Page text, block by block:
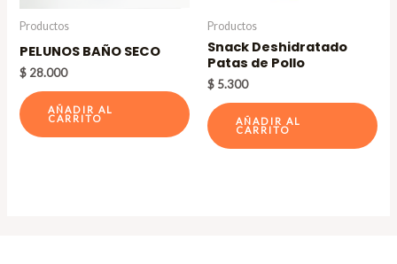
Productos
PELUNOS BAÑO SECO
$ 28.000
AÑADIR AL
CARRITO
Productos
Snack Deshidratado
Patas de Pollo
$ 5.300
AÑADIR AL
CARRITO